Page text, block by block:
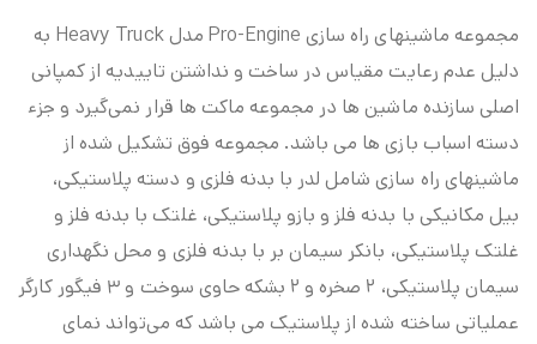
مجموعه ماشینهای راه سازی Pro-Engine مدل Heavy Truck به
دلیل عدم رعایت مقیاس در ساخت و نداشتن تاییدیه از کمپانی
اصلی سازنده ماشین ها در مجموعه ماکت ها قرار نمی‌گیرد و جزء
دسته اسباب بازی ها می باشد. مجموعه فوق تشکیل شده از
ماشینهای راه سازی شامل لدر با بدنه فلزی و دسته پلاستیکی،
بیل مکانیکی با بدنه فلز و بازو پلاستیکی، غلتک با بدنه فلز و
غلتک پلاستیکی، بانکر سیمان بر با بدنه فلزی و محل نگهداری
سیمان پلاستیکی، ۲ صخره و ۲ بشکه حاوی سوخت و ۳ فیگور کارگر
عملیاتی ساخته شده از پلاستیک می باشد که می‌تواند نمای